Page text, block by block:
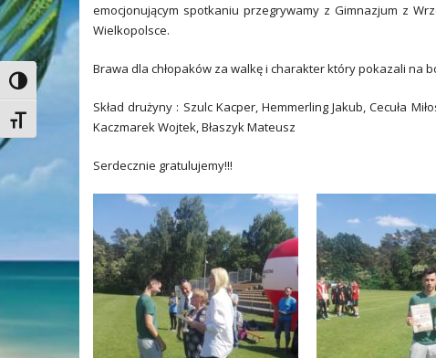
Toggle High Contrast
Toggle Font size
emocjonującym spotkaniu przegrywamy z Gimnazjum z
Wielkopolsce.
Brawa dla chłopaków za walkę i charakter który pokazali na
Skład drużyny : Szulc Kacper, Hemmerling Jakub, Cecuła
Kaczmarek Wojtek, Błaszyk Mateusz
Serdecznie gratulujemy!!!